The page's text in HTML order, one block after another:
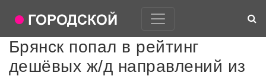
Брянск попал в рейтинг
дешёвых ж/д направлений из